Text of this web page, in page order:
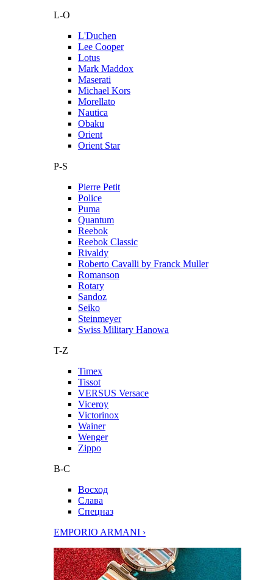
L-O
L'Duchen
Lee Cooper
Lotus
Mark Maddox
Maserati
Michael Kors
Morellato
Nautica
Obaku
Orient
Orient Star
P-S
Pierre Petit
Police
Puma
Quantum
Reebok
Reebok Classic
Rivaldy
Roberto Cavalli by Franck Muller
Romanson
Rotary
Sandoz
Seiko
Steinmeyer
Swiss Military Hanowa
T-Z
Timex
Tissot
VERSUS Versace
Viceroy
Victorinox
Wainer
Wenger
Zippo
В-С
Восход
Слава
Спецназ
EMPORIO ARMANI ›